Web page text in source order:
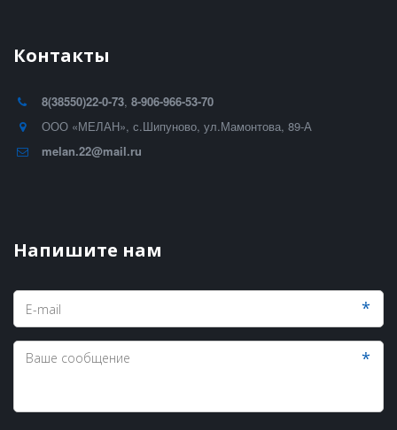
Контакты
8(38550)22-0-73, 8-906-966-53-70
ООО «МЕЛАН», с.Шипуново, ул.Мамонтова, 89-А
melan.22@mail.ru
Напишите нам
*
*